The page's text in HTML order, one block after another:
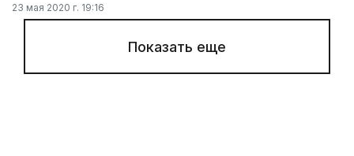
23 мая 2020 г. 19:16
Показать еще